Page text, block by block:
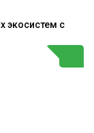
экосистем с